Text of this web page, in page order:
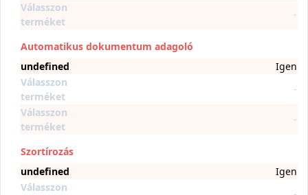
Válasszon
terméket
-
Automatikus dokumentum adagoló
undefined
Igen
Válasszon
terméket
-
Válasszon
terméket
-
Szortírozás
undefined
Igen
Válasszon